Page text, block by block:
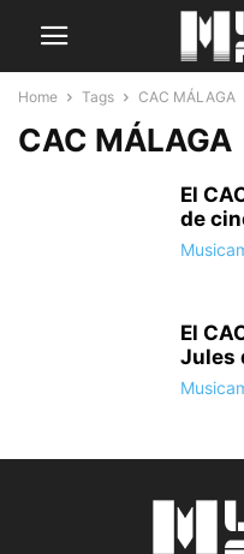
Home Tags CAC MÁLAGA
CAC MÁLAGA
El
de
El
Jules